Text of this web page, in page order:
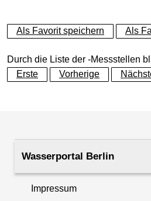
+
−
Als Favorit speichern Als
Durch die Liste der -Messstellen
Erste
Vorherige
Wasserportal Berlin
Impressum